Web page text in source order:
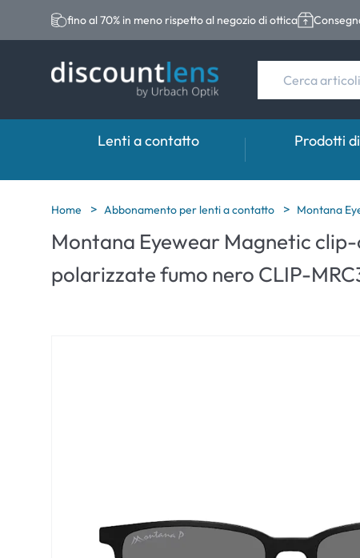
fino al 70% in meno rispetto al negozio di ottica
Lenti a contatto
Marche
Acuvue
Biotrue
Categoria
Lenti sferiche
Lenti toriche
Prodotti
Marche
Eversee
EasySept
Home Abbonamento per lenti a contatto Montana
Montana Eyewear Magnetic
polarizzate fumo nero CLIP-